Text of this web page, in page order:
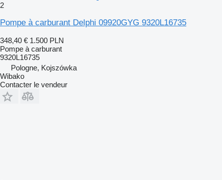
2
Pompe à carburant Delphi 09920GYG 9320L16735
348,40 € 1.500 PLN
Pompe à carburant
9320L16735
Pologne, Kojszówka
Wibako
Contacter le vendeur